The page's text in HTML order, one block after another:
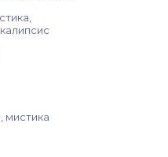
мистика